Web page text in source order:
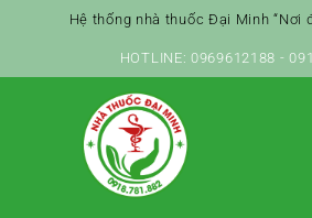
Hệ thống nhà thuốc Đại Minh “Nơi
HOTLINE: 0969612188 -